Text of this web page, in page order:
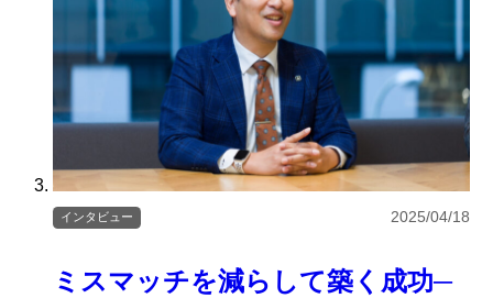
ミスマッチを減らして築く成功─
インタビュー 2025/04/18